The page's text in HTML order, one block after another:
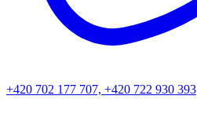
+420 702 177 707, +420 722 930 393